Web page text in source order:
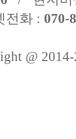
전화 : 070-
@